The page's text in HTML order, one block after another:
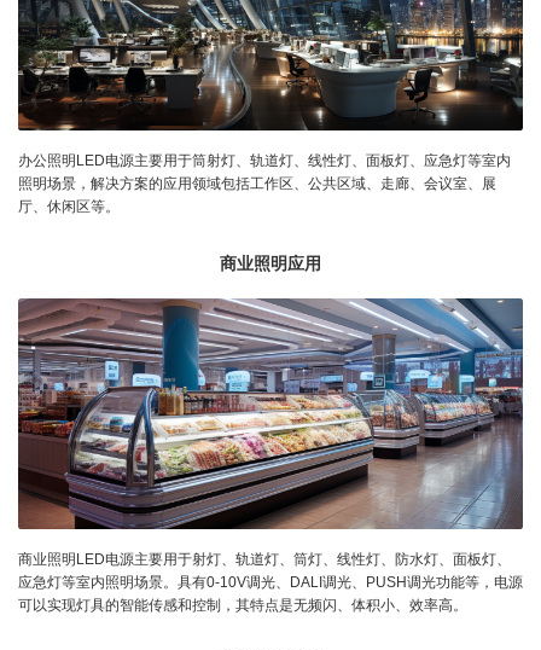
办公照明LED电源主要用于筒射灯、轨道灯、线性灯、面板灯、应急灯等室内
照明场景，解决方案的应用领域包括工作区、公共区域、走廊、会议室、展
厅、休闲区等。
商业照明LED电源主要用于射灯、轨道灯、筒灯、线性灯、防水灯、面板灯、
应急灯等室内照明场景。具有0-10V调光、DALI调光、PUSH调光功能等，电源
可以实现灯具的智能传感和控制，其特点是无频闪、体积小、效率高。
商业照明应用